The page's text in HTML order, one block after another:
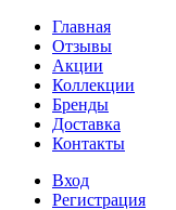
Главная
Отзывы
Акции
Коллекции
Бренды
Доставка
Контакты
Вход
Регистрация